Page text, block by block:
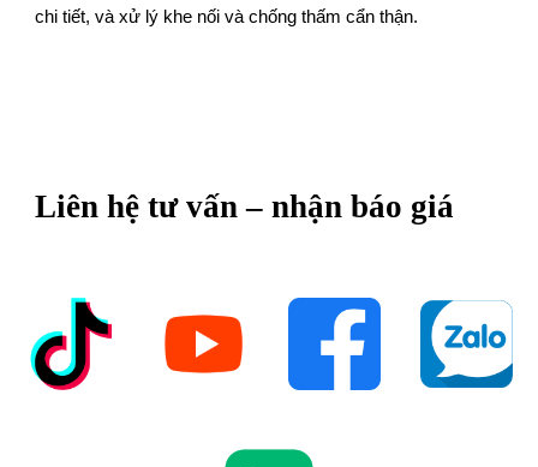
chi tiết, và xử lý khe nối và chống thấm cẩn thận.
Liên hệ tư vấn – nhận báo giá